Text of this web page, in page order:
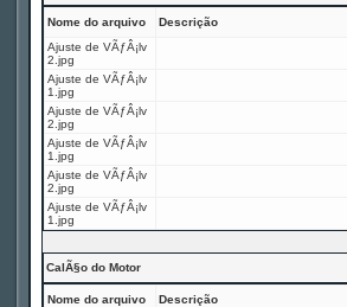
Nome do arquivo
Descrição
Ajuste de VÃƒÂ¡lv
2.jpg
Ajuste de VÃƒÂ¡lv
1.jpg
Ajuste de VÃƒÂ¡lv
2.jpg
Ajuste de VÃƒÂ¡lv
1.jpg
Ajuste de VÃƒÂ¡lv
2.jpg
Ajuste de VÃƒÂ¡lv
1.jpg
CalÃ§o do Motor
Nome do arquivo Descrição